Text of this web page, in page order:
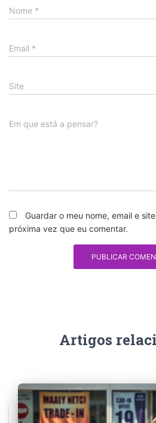
Nome *
Email *
Site
Em que está a pensar?
Guardar o meu nome, email e
próxima vez que eu comentar.
Artigos